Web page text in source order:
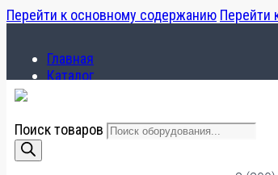
Перейти к основному содержанию Перейти
Главная
Каталог
Поиск товаров